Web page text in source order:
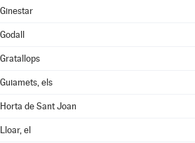
Ginestar
Godall
Gratallops
Guiamets, els
Horta de Sant Joan
Lloar, el